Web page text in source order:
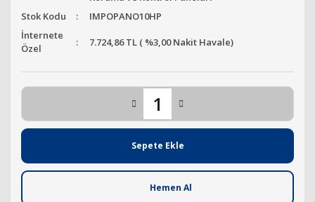
Stok Kodu
IMPOPANO10HP
İnternete
Özel
7.724,86 TL ( %3,00 Nakit Havale)
Sepete Ekle
Hemen Al